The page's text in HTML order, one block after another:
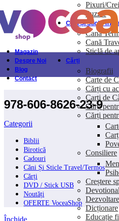
Skip to navigationSkip to main
Magazin
Despre Noi
Blog
Contact
Pixuri/
Puzzle
Căni Și Sticle
Cană
Cană
Sticlă de
Cărți
Biografii
Carte de
Cărți cu
Carti de
Cărți
Cărți
Consiliere
Creștere
Dicționare
Educație
978-606-8626-23-9
Categorii
Biblii
Birotică
Cadouri
Căni Și Sticle Travel/Termos
Cărți
DVD / Stick USB
Noutăți
OFERTE VoceaShop